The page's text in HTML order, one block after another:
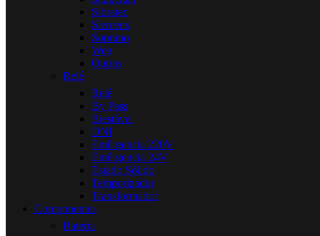
Sibratec
Siemens
Soprano
Weg
Outros
Relé
Relé
By Pass
Biestável
DNI
Emêrgencia 220V
Emêrgencia 24V
Estado Sólido
Temporizador
Transformador
Componentes
Bateria